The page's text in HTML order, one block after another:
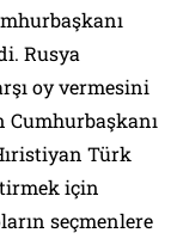
Rusya
oy vermesini
Cumhurbaşkanı
Türk
için
seçmenlere